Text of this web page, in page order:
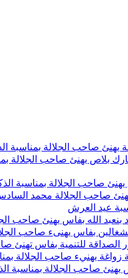
بمناسبة الذكرى 27 لعيد العرش
بارك بلاص يهنئ صاحب
بمناسبة الذكرى 27 لعيد العرش
محمد السادس نصره الله
عيد العرش
الله بفاس يهنئ صاحب
للشغالين بفاس يهنىء صاحب
للتنمية بفاس تهنئ
يهنيء صاحب الجلالة
صاحب الجلالة بمناسبة